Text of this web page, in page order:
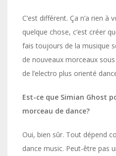
C’est différent. Ça n’a rien à
quelque chose, c’est créer
fais toujours de la musique
de nouveaux morceaux
de l’electro plus orienté
Est-ce que Simian Ghost
morceau de dance?
Oui, bien sûr. Tout dépend
dance music. Peut-être pas